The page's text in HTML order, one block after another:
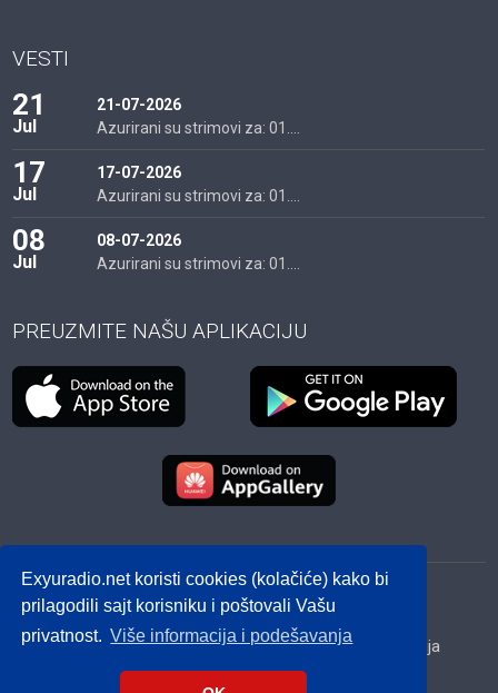
Exyuradio.net koristi cookies (kolačiće) kako bi
prilagodili sajt korisniku i poštovali Vašu
privatnost. Više informacija i podešavanja
VESTI
21
Jul
21-07-2026
Azurirani su strimovi za: 01....
17
Jul
17-07-2026
Azurirani su strimovi za: 01....
08
Jul
08-07-2026
Azurirani su strimovi za: 01....
PREUZMITE NAŠU APLIKACIJU
© 2012 - 2026! exyuradio.net -Politika privatnosti -
created by IMS.RS
Srbija
Hrvatska BiH Crna Gora Makedonija
Slovenija